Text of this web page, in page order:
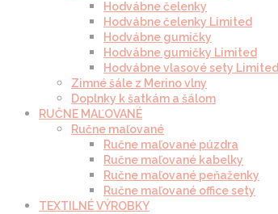
Hodvábne čelenky
Hodvábne čelenky Limited
Hodvábne gumičky
Hodvábne gumičky Limited
Hodvábne vlasové sety Limited
Zimné šále z Merino vlny
Doplnky k šatkám a šálom
RUČNE MAĽOVANÉ
Ručne maľované
Ručne maľované púzdra
Ručne maľované kabelky
Ručne maľované peňaženky
Ručne maľované office sety
TEXTILNÉ VÝROBKY